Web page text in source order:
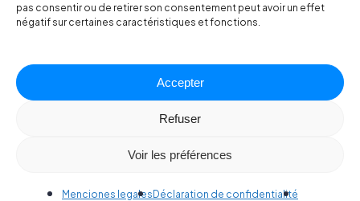
pas consentir ou de retirer son consentement peut avoir un effet
négatif sur certaines caractéristiques et fonctions.
Accepter
Refuser
Voir les préférences
Menciones legales Déclaration de confidentialité
+33 3 28 55 51 18
English
Biomediqa Grupo ©2026| Con❤por